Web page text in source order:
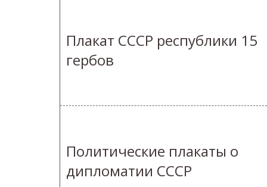
Плакат СССР республики 15
гербов
Политические плакаты о
дипломатии СССР